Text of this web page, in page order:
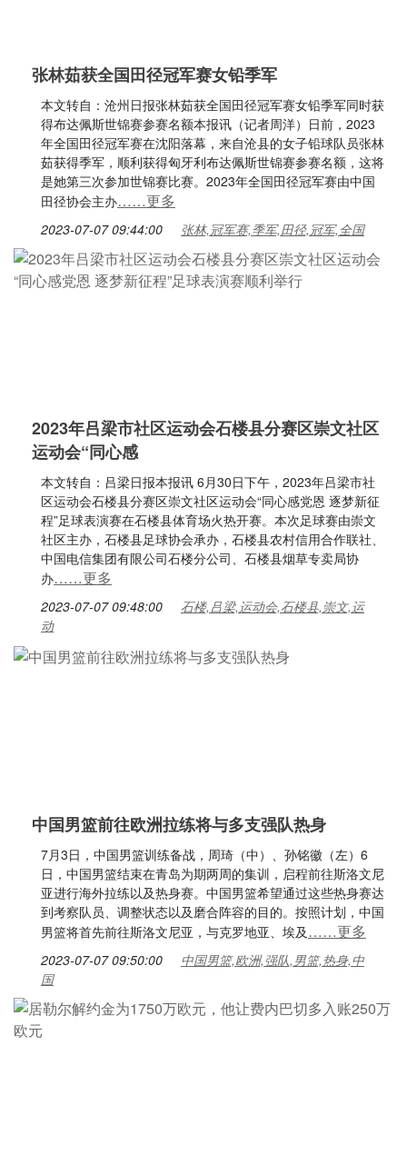
张林茹获全国田径冠军赛女铅季军
本文转自：沧州日报张林茹获全国田径冠军赛女铅季军同时获
得布达佩斯世锦赛参赛名额本报讯（记者周洋）日前，2023
年全国田径冠军赛在沈阳落幕，来自沧县的女子铅球队员张林
茹获得季军，顺利获得匈牙利布达佩斯世锦赛参赛名额，这将
是她第三次参加世锦赛比赛。2023年全国田径冠军赛由中国
田径协会主办……更多
2023-07-07 09:44:00 张林,冠军赛,季军,田径,冠军,全国
2023年吕梁市社区运动会石楼县分赛区崇文社区
运动会“同心感
本文转自：吕梁日报本报讯 6月30日下午，2023年吕梁市社
区运动会石楼县分赛区崇文社区运动会“同心感党恩 逐梦新征
程”足球表演赛在石楼县体育场火热开赛。本次足球赛由崇文
社区主办，石楼县足球协会承办，石楼县农村信用合作联社、
中国电信集团有限公司石楼分公司、石楼县烟草专卖局协
办……更多
2023-07-07 09:48:00
石楼,吕梁,运动会,石楼县,崇文,运
动
中国男篮前往欧洲拉练将与多支强队热身
7月3日，中国男篮训练备战，周琦（中）、孙铭徽（左）6
日，中国男篮结束在青岛为期两周的集训，启程前往斯洛文尼
亚进行海外拉练以及热身赛。中国男篮希望通过这些热身赛达
到考察队员、调整状态以及磨合阵容的目的。按照计划，中国
男篮将首先前往斯洛文尼亚，与克罗地亚、埃及……更多
2023-07-07 09:50:00
中国男篮,欧洲,强队,男篮,热身,中
国